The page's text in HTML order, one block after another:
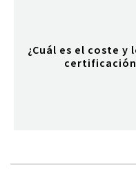
¿Cuál es el coste
certificación